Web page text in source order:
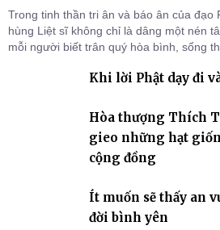
Trong tinh thần tri ân và báo ân của đạo
hùng Liệt sĩ không chỉ là dâng một nén
mỗi người biết trân quý hòa bình, sống
Khi lời Phật dạy đi
Hòa thượng Thích
gieo những hạt
cộng đồng
Ít muốn sẽ thấy an
đời bình yên